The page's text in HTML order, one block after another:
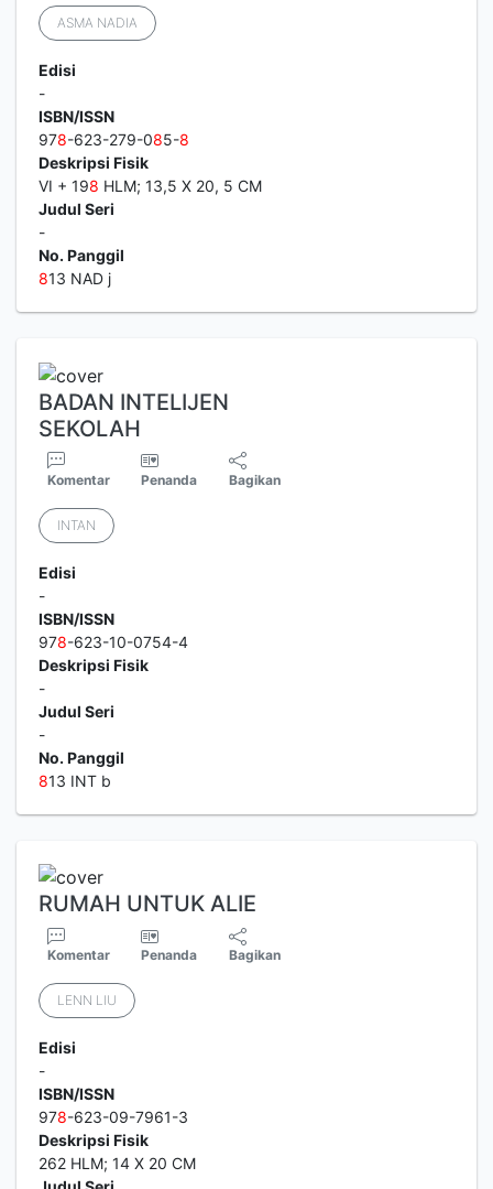
ASMA NADIA
Edisi
-
ISBN/ISSN
978-623-279-085-8
Deskripsi Fisik
VI + 198 HLM; 13,5 X 20, 5 CM
Judul Seri
-
No. Panggil
813 NAD j
BADAN INTELIJEN
SEKOLAH
Komentar Penanda Bagikan
INTAN
Edisi
-
ISBN/ISSN
978-623-10-0754-4
Deskripsi Fisik
-
Judul Seri
-
No. Panggil
813 INT b
RUMAH UNTUK ALIE
Komentar Penanda Bagikan
LENN LIU
Edisi
-
ISBN/ISSN
978-623-09-7961-3
Deskripsi Fisik
262 HLM; 14 X 20 CM